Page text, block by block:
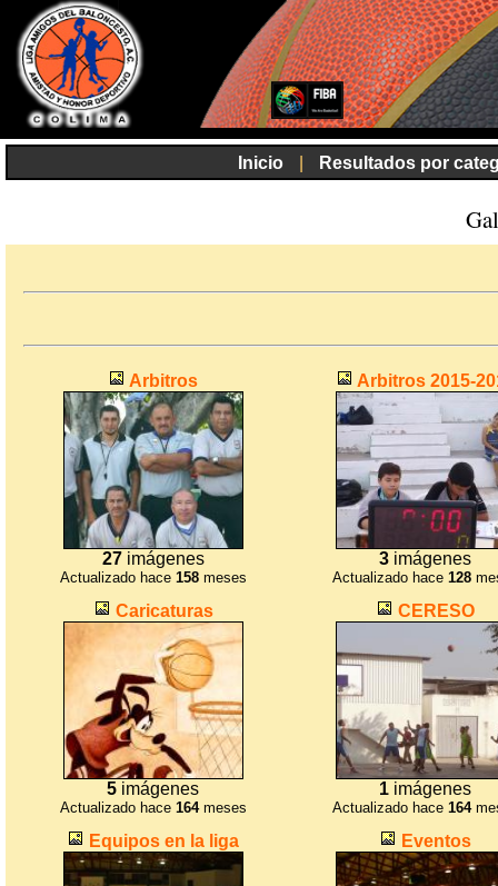
Inicio Resultados por
Arbitros
27imágenes
Actualizado hace 158meses
Arbitros 2015-
3 imágenes
Actualizado hace 128
Caricaturas
5 imágenes
Actualizado hace 164meses
CERESO
1 imágenes
Actualizado hace 164
Equipos en la liga Eventos